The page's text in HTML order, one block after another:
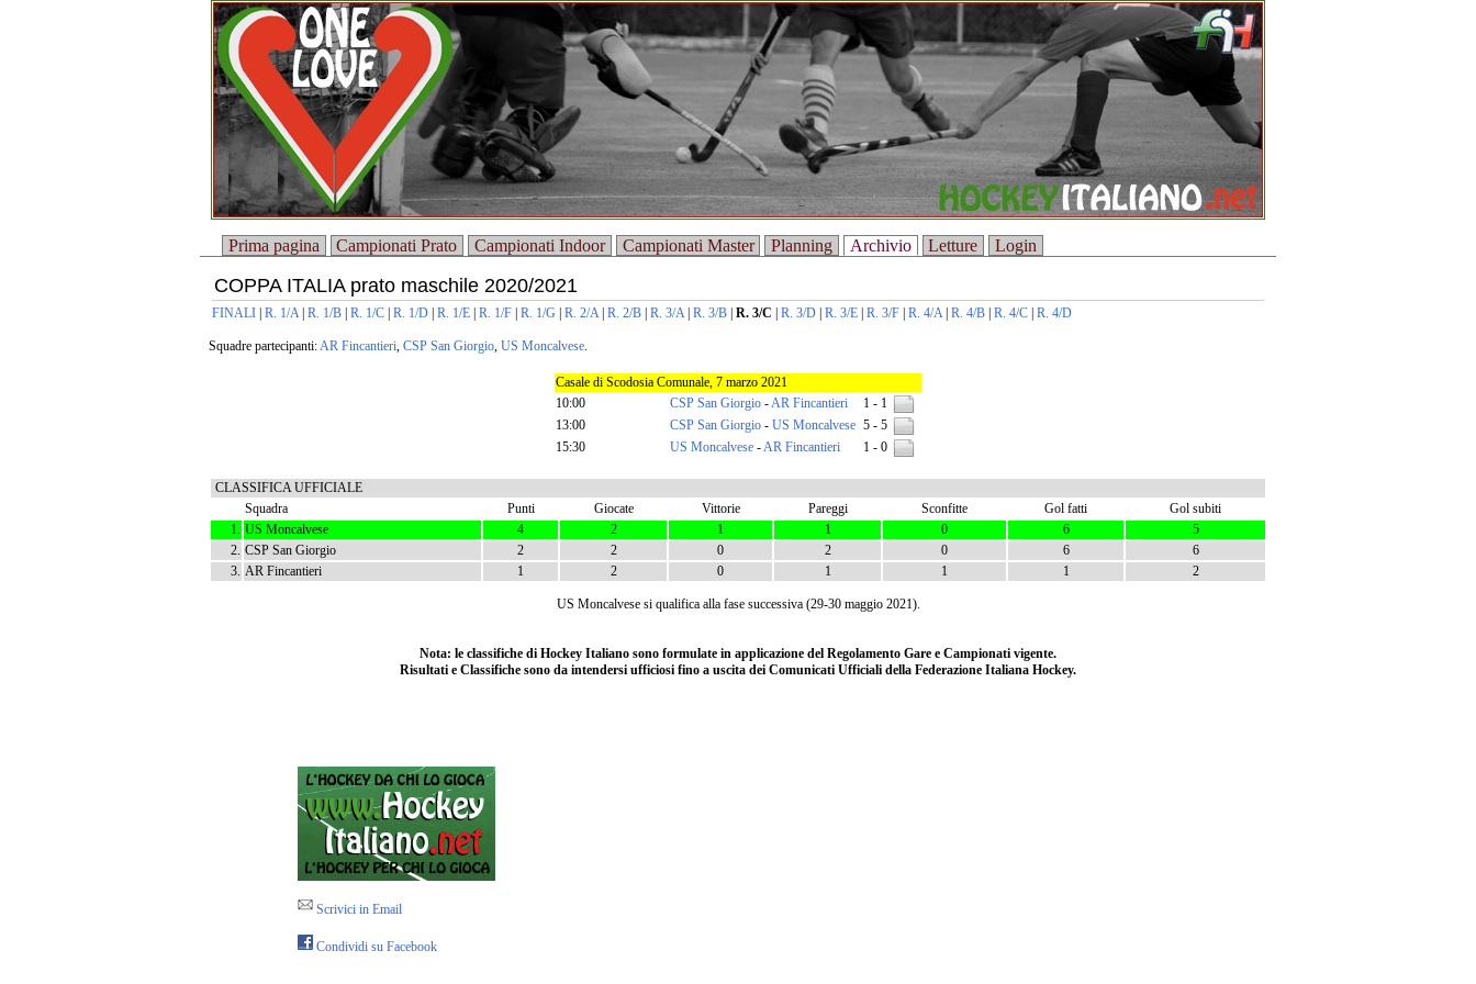
Prima pagina Campionati Prato Campionati Indoor Campionati Master Planning Archivio Letture Login
COPPA ITALIA prato maschile 2020/2021
FINALI R. 1/A| R. 1/B R. 1/C R. 1/D R. 1/E R. 1/F R. 1/G R. 2/A| R. 2/B R. 3/A| R. 3/B R. 3/C R. 3/D R. 3/E R. 3/F R. 4/A| R. 4/B R. 4/C R. 4/D
Squadre partecipanti:AR Fincantieri, CSP San Giorgio, US Moncalvese.
Casale di Scodosia Comunale, 7 marzo 2021
10:00
CSP San Giorgio -AR Fincantieri
1 - 1
13:00
CSP San Giorgio - US Moncalvese 5 - 5
15:30
US Moncalvese -AR Fincantieri 1 - 0
CLASSIFICA UFFICIALE
Squadra
Punti Giocate Vittorie Pareggi Sconfitte Gol fatti
Gol subiti
1. US Moncalvese 4 2 1 1 0 6
5
2. CSP San Giorgio 2 2 0 2 0 6
6
3. AR Fincantieri 1 2 0 1 1 1 2
US Moncalvese si qualifica alla fase successiva (29-30 maggio 2021).
Nota: le classifiche di Hockey Italiano sono formulate in applicazione del Regolamento Gare e Campionati vigente.
Risultati e Classifiche sono da intendersi ufficiosi fino a uscita dei Comunicati Ufficiali della Federazione Italiana Hockey.
Scrivici in Email
Condividi su Facebook